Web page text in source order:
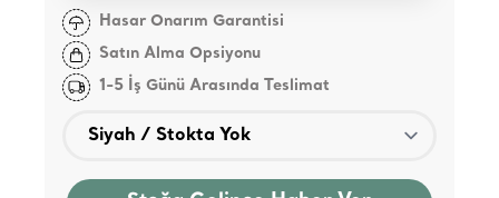
Hasar Onarım Garantisi
Satın Alma Opsiyonu
1-5 İş Günü Arasında Teslimat